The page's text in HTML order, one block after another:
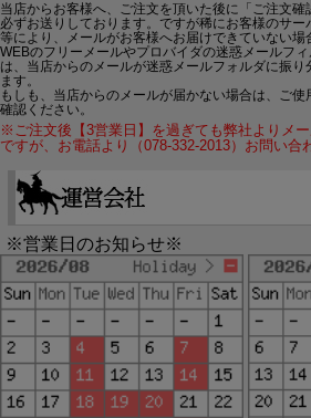
当店からお客様へ、ご注文を頂いた後に「ご注文
必ずお送りしております。ですが稀にお客様のサ
等により、メールがお客様へお届けできていない場
WEBのフリーメールやプロバイダの迷惑メールフ
は、当店からのメールが迷惑メールフォルダに振
ます。
もしも、当店からのメールが届かない場合は、ご
確認ください。
※ご注文後【3営業日】を過ぎても弊社よりメ
ですが、お電話より（078-332-2013）お問い合
※営業日のお知らせ※